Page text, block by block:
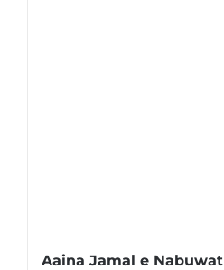
Aaina Jamal e Nabuwat